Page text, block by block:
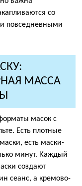
со
повседневными
МАССА
масок с
Есть плотные
есть маски-
минут. Каждый
создают
сеанс, а кремово-